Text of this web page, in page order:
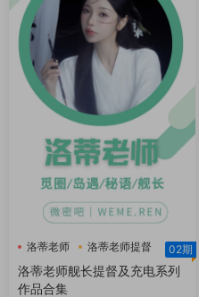
洛蒂老师 洛蒂老师提督 02期
洛蒂老师舰长提督及充电系列
作品合集